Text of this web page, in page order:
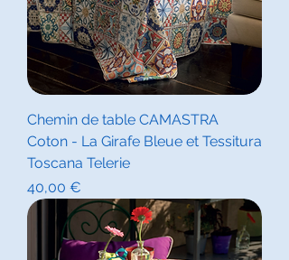
Chemin de table CAMASTRA
Coton - La Girafe Bleue et Tessitura
Toscana Telerie
Prix
40,00 €